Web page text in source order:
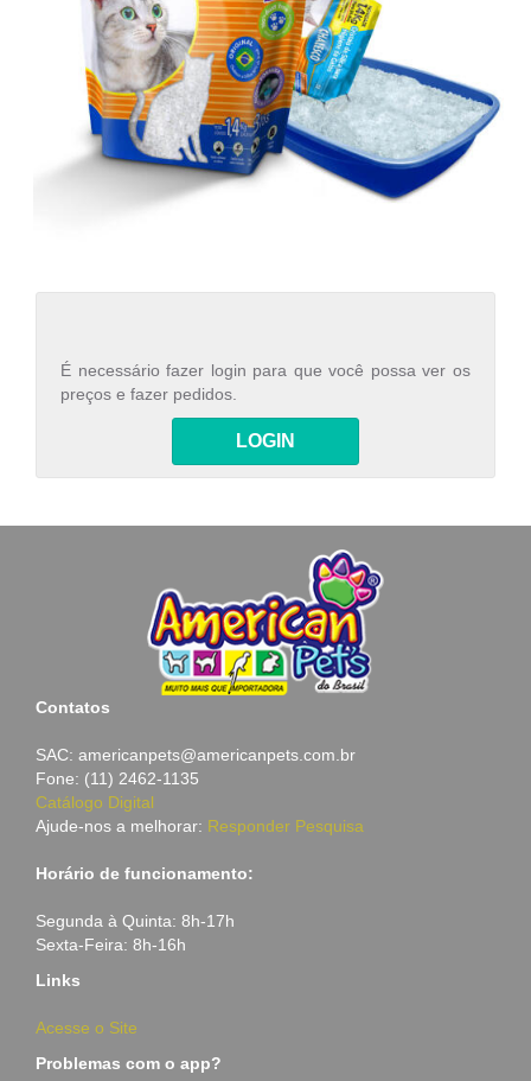
É necessário fazer login para que você possa ver os
preços e fazer pedidos.
LOGIN
Contatos
SAC: americanpets@americanpets.com.br
Fone: (11) 2462-1135
Catálogo Digital
Ajude-nos a melhorar: Responder Pesquisa
Horário de funcionamento:
Segunda à Quinta: 8h-17h
Sexta-Feira: 8h-16h
Links
Acesse o Site
Problemas com o app?